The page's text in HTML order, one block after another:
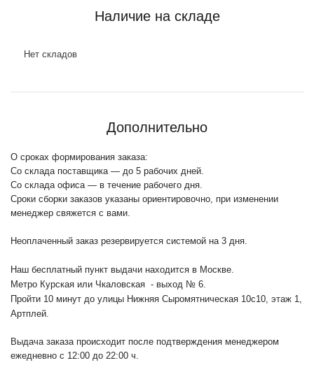
Наличие на складе
Нет складов
Дополнительно
О сроках формирования заказа:
Со склада поставщика — до 5 рабочих дней.
Со склада офиса — в течение рабочего дня.
Сроки сборки заказов указаны ориентировочно, при изменении
менеджер свяжется с вами.
Неоплаченный заказ резервируется системой на 3 дня.
Наш бесплатный пункт выдачи находится в Москве.
Метро Курская или Чкаловская - выход № 6.
Пройти 10 минут до улицы Нижняя Сыромятническая 10с10, этаж 1,
Артплей.
Выдача заказа происходит после подтверждения менеджером
ежедневно с 12:00 до 22:00 ч.